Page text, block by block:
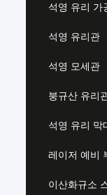
석영 유리 가
석영 유리관
석영 모세관
붕규산 유리
석영 유리 막
레이저 예비
이산화규소